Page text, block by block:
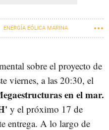
ENERGÍA EÓLICA MARINA
sobre el proyecto de
viernes, a las 20:30, el
en el mar.
y el próximo 17 de
entrega. A lo largo de